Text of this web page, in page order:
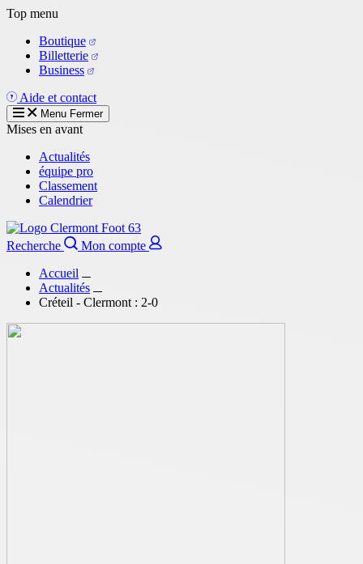
Aller
contenu
principal
Top menu
Boutique
Billetterie
Business
Aide et contact
Menu Fermer
Mises en avant
Actualités
équipe pro
Classement
Calendrier
Recherche
Mon compte
Accueil
Actualités
Créteil - Clermont : 2-0